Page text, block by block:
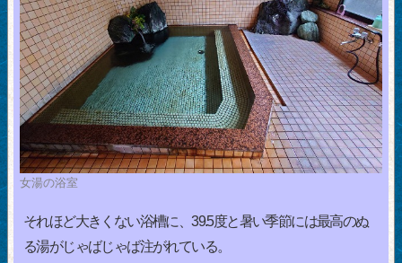
女湯の浴室
それほど大きくない浴槽に、39.5度と暑い季節には最高のぬ
る湯がじゃばじゃば注がれている。